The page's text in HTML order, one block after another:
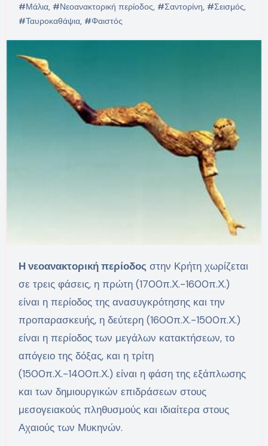
#Μάλια, #Νεοανακτορική περίοδος, #Σαντορίνη, #Σεισμός,
#Ταυροκαθάψια, #Φαιστός
Η νεοανακτορική περίοδος στην Κρήτη χωρίζεται
σε τρεις φάσεις, η πρώτη (1700π.Χ.-1600π.Χ.)
είναι η περίοδος της ανασυγκρότησης και την
προπαρασκευής, η δεύτερη (1600π.Χ.-1500π.Χ.)
είναι η περίοδος των μεγάλων κατακτήσεων, το
απόγειο της δόξας, και η τρίτη
(1500π.Χ.-1400π.Χ.) είναι η φάση της εξάπλωσης
και των δημιουργικών επιδράσεων στους
μεσογειακούς πληθυσμούς και ιδιαίτερα στους
Αχαιούς των Μυκηνών.